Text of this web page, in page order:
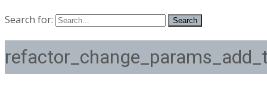
Search for: